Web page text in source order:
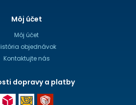
Môj účet
Môj účet
objednávok
Kontaktujte nás
dopravy a platby